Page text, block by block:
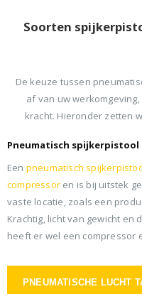
Soorten
De keuze tussen
af van uw
kracht. Hieronder zetten
Pneumatisch
Een pneumatisch
compressor en is bij uitstek
vaste locatie, zoals een
Krachtig, licht van gewicht en
heeft er wel een compressor
PNEUMATISCHE LUCHT